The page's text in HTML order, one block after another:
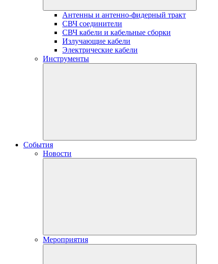
Антенны и антенно-фидерный тракт
СВЧ соединители
СВЧ кабели и кабельные сборки
Излучающие кабели
Электрические кабели
Инструменты
События
Новости
Мероприятия